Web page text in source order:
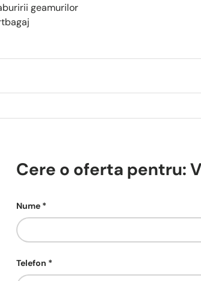
geamurilor
Cere o oferta pentru:
Nume
Telefon